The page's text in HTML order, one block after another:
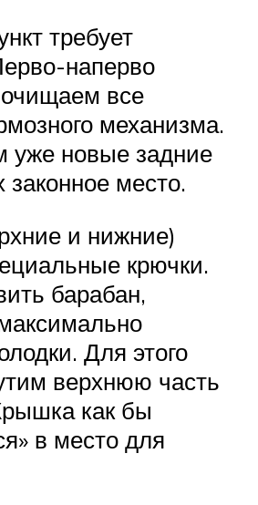
требует
наперво
все
механизма.
уже новые задние
законное место.
и нижние)
крючки.
барабан,
Для этого
верхнюю часть
как бы
в место для